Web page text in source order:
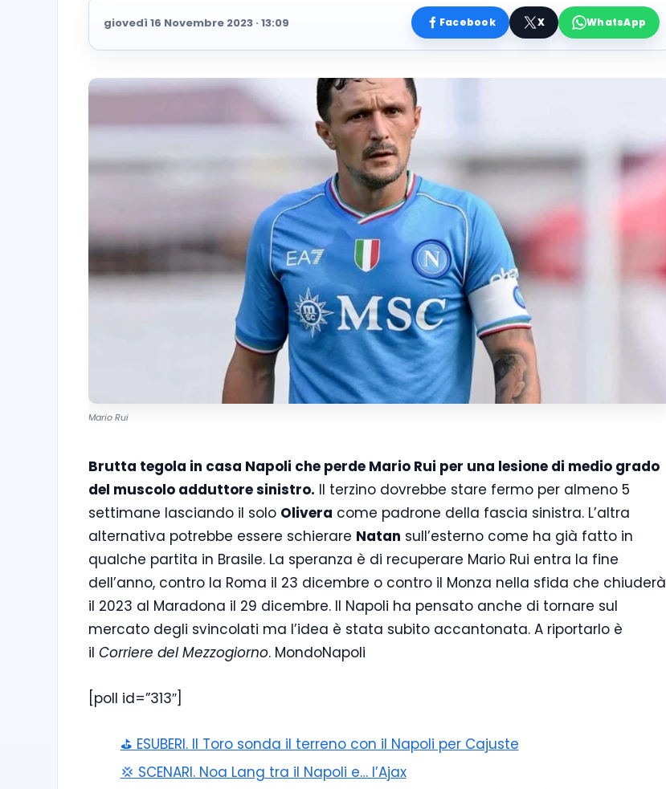
giovedì 16 Novembre 2023 · 13:09 Facebook X WhatsApp
Mario Rui
Brutta tegola in casa Napoli che perde Mario Rui per una lesione di medio grado
del muscolo adduttore sinistro. Il terzino dovrebbe stare fermo per almeno 5
settimane lasciando il solo Olivera come padrone della fascia sinistra. L’altra
alternativa potrebbe essere schierare Natan sull’esterno come ha già fatto in
qualche partita in Brasile. La speranza è di recuperare Mario Rui entra la fine
dell’anno, contro la Roma il 23 dicembre o contro il Monza nella sfida che chiuderà
il 2023 al Maradona il 29 dicembre. Il Napoli ha pensato anche di tornare sul
mercato degli svincolati ma l’idea è stata subito accantonata. A riportarlo è
il Corriere del Mezzogiorno. MondoNapoli
[poll id=”313″]
⛳ ESUBERI. Il Toro sonda il terreno con il Napoli per Cajuste
💢 SCENARI. Noa Lang tra il Napoli e… l’Ajax